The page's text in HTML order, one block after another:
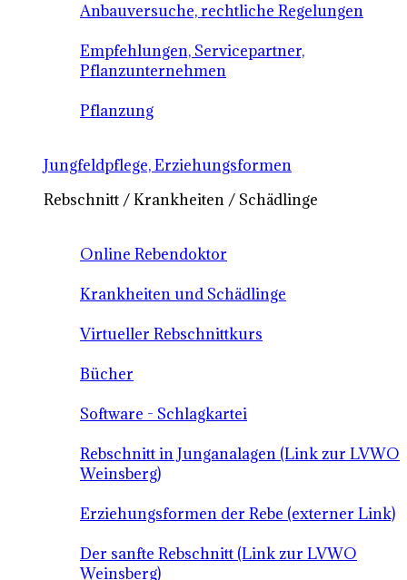
Anbauversuche, rechtliche Regelungen
Empfehlungen, Servicepartner,
Pflanzunternehmen
Pflanzung
Jungfeldpflege, Erziehungsformen
Rebschnitt / Krankheiten / Schädlinge
Online Rebendoktor
Krankheiten und Schädlinge
Virtueller Rebschnittkurs
Bücher
Software - Schlagkartei
Rebschnitt in Junganalagen (Link zur LVWO
Weinsberg)
Erziehungsformen der Rebe (externer Link)
Der sanfte Rebschnitt (Link zur LVWO
Weinsberg)